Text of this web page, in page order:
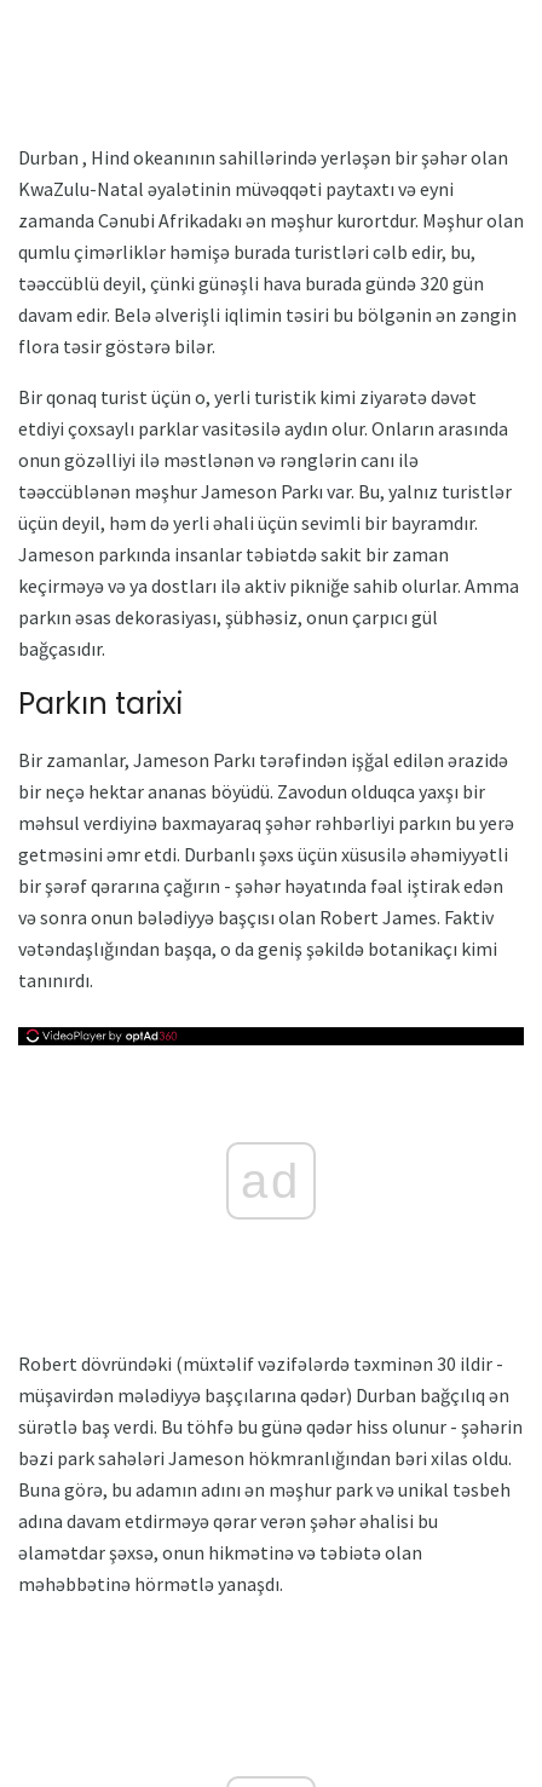
Durban , Hind okeanının sahillərində yerləşən bir şəhər olan
KwaZulu-Natal əyalətinin müvəqqəti paytaxtı və eyni
zamanda Cənubi Afrikadakı ən məşhur kurortdur. Məşhur olan
qumlu çimərliklər həmişə burada turistləri cəlb edir, bu,
təəccüblü deyil, çünki günəşli hava burada gündə 320 gün
davam edir. Belə əlverişli iqlimin təsiri bu bölgənin ən zəngin
flora təsir göstərə bilər.
Bir qonaq turist üçün o, yerli turistik kimi ziyarətə dəvət
etdiyi çoxsaylı parklar vasitəsilə aydın olur. Onların arasında
onun gözəlliyi ilə məstlənən və rənglərin canı ilə
təəccüblənən məşhur Jameson Parkı var. Bu, yalnız turistlər
üçün deyil, həm də yerli əhali üçün sevimli bir bayramdır.
Jameson parkında insanlar təbiətdə sakit bir zaman
keçirməyə və ya dostları ilə aktiv pikniğe sahib olurlar. Amma
parkın əsas dekorasiyası, şübhəsiz, onun çarpıcı gül
bağçasıdır.
Parkın tarixi
Bir zamanlar, Jameson Parkı tərəfindən işğal edilən ərazidə
bir neçə hektar ananas böyüdü. Zavodun olduqca yaxşı bir
məhsul verdiyinə baxmayaraq şəhər rəhbərliyi parkın bu yerə
getməsini əmr etdi. Durbanlı şəxs üçün xüsusilə əhəmiyyətli
bir şərəf qərarına çağırın - şəhər həyatında fəal iştirak edən
və sonra onun bələdiyyə başçısı olan Robert James. Faktiv
vətəndaşlığından başqa, o da geniş şəkildə botanikaçı kimi
tanınırdı.
ad
Robert dövründəki (müxtəlif vəzifələrdə təxminən 30 ildir -
müşavirdən mələdiyyə başçılarına qədər) Durban bağçılıq ən
sürətlə baş verdi. Bu töhfə bu günə qədər hiss olunur - şəhərin
bəzi park sahələri Jameson hökmranlığından bəri xilas oldu.
Buna görə, bu adamın adını ən məşhur park və unikal təsbeh
adına davam etdirməyə qərar verən şəhər əhalisi bu
əlamətdar şəxsə, onun hikmətinə və təbiətə olan
məhəbbətinə hörmətlə yanaşdı.